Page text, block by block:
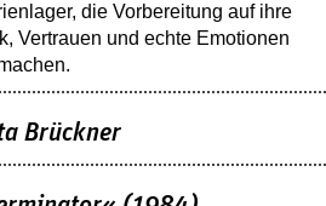
die Vorbereitung auf ihre
Vertrauen und echte Emotionen
Brückner